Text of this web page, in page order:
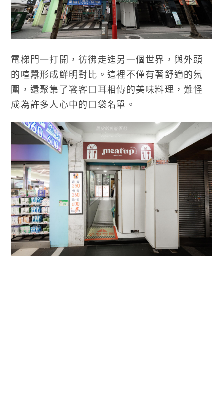
電梯門一打開，彷彿走進另一個世界，與外頭
的喧囂形成鮮明對比。這裡不僅有著舒適的氛
圍，還聚集了饕客口耳相傳的美味料理，難怪
成為許多人心中的口袋名單。